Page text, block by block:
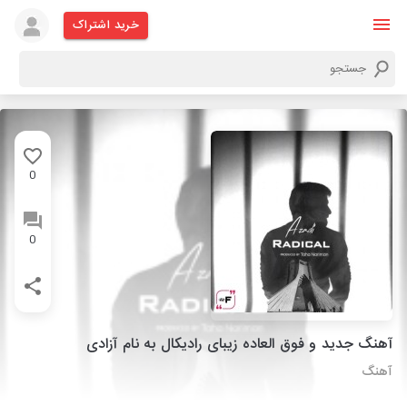
خرید اشتراک
0
0
آهنگ جدید و فوق العاده زیبای رادیکال به نام آزادی
آهنگ